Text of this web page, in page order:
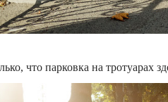
что парковка на тротуарах